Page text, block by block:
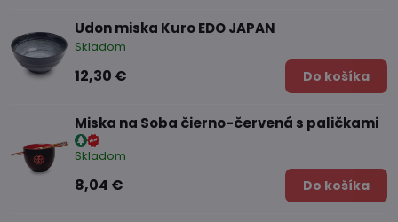
Udon miska Kuro EDO JAPAN
Skladom
12,30 € Do košíka
Miska na Soba čierno-červená s paličkami
Skladom
8,04 € Do košíka